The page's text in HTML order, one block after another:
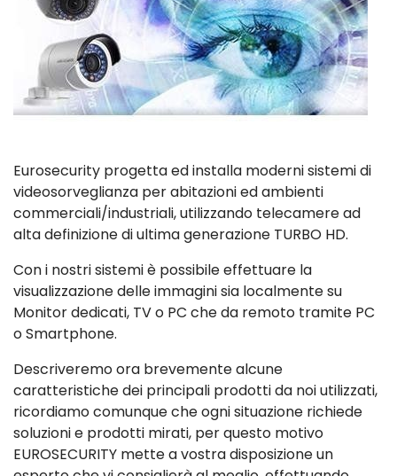
Eurosecurity progetta ed installa moderni sistemi di
videosorveglianza per abitazioni ed ambienti
commerciali/industriali, utilizzando telecamere ad
alta definizione di ultima generazione TURBO HD.
Con i nostri sistemi è possibile effettuare la
visualizzazione delle immagini sia localmente su
Monitor dedicati, TV o PC che da remoto tramite PC
o Smartphone.
Descriveremo ora brevemente alcune
caratteristiche dei principali prodotti da noi utilizzati,
ricordiamo comunque che ogni situazione richiede
soluzioni e prodotti mirati, per questo motivo
EUROSECURITY mette a vostra disposizione un